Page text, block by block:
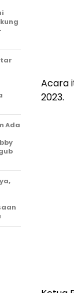
Acara
2023.
Ada